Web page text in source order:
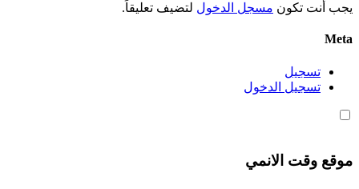
يجب أنت تكون مسجل الدخول لتضيف تعليقاً.
Meta
تسجيل
تسجيل الدخول
موقع وقت الانمي